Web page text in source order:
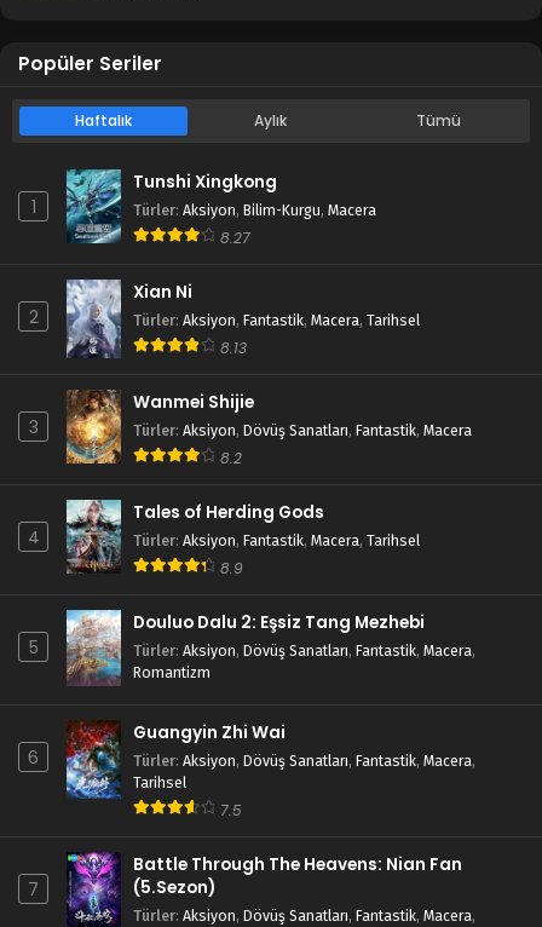
Popüler Seriler
Haftalık Aylık Tümü
1
Tunshi Xingkong
Türler: Aksiyon, Bilim-Kurgu, Macera
8.27
2
Xian Ni
Türler: Aksiyon, Fantastik, Macera, Tarihsel
8.13
3
Wanmei Shijie
Türler: Aksiyon, Dövüş Sanatları, Fantastik, Macera
8.2
4
Tales of Herding Gods
Türler: Aksiyon, Fantastik, Macera, Tarihsel
8.9
5
Douluo Dalu 2: Eşsiz Tang Mezhebi
Türler: Aksiyon, Dövüş Sanatları, Fantastik, Macera,
Romantizm
6
Guangyin Zhi Wai
Türler: Aksiyon, Dövüş Sanatları, Fantastik, Macera,
Tarihsel
7.5
7
Battle Through The Heavens: Nian Fan
(5.Sezon)
Türler: Aksiyon, Dövüş Sanatları, Fantastik, Macera,